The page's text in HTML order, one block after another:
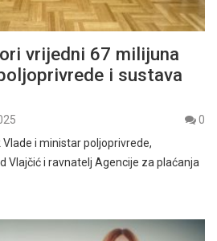
vrijedni 67 milijuna
i sustava
0
i ministar poljoprivrede,
Vlajčić i ravnatelj Agencije za plaćanja